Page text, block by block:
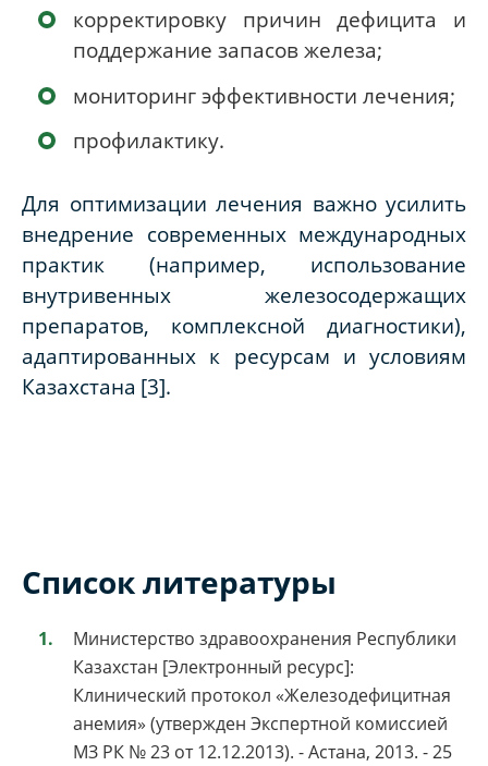
корректировку причин дефицита и
поддержание запасов железа;
мониторинг эффективности лечения;
профилактику.
Для оптимизации лечения важно усилить
внедрение современных международных
практик (например, использование
внутривенных железосодержащих
препаратов, комплексной диагностики),
адаптированных к ресурсам и условиям
Казахстана [3].
Список литературы
Министерство здравоохранения Республики
Казахстан [Электронный ресурс]:
Клинический протокол «Железодефицитная
анемия» (утвержден Экспертной комиссией
МЗ РК № 23 от 12.12.2013). - Астана, 2013. - 25